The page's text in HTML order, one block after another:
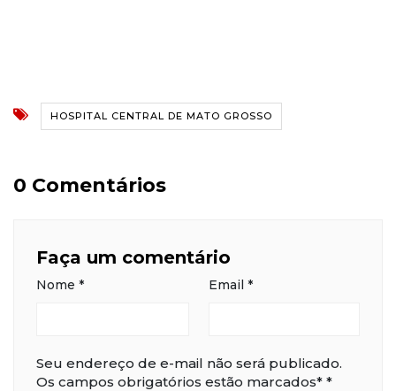
HOSPITAL CENTRAL DE MATO GROSSO
0 Comentários
Faça um comentário
Nome * Email *
Seu endereço de e-mail não será publicado.
Os campos obrigatórios estão marcados* *